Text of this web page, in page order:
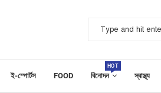
ই-স্পোর্টস FOOD বিনোদন
HOT
স্বাস্থ্য